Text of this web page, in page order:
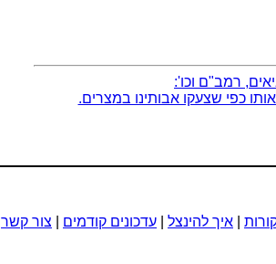
רמב"ם וכו':
כפי שצעקו אבותינו במצרים.
איך להינצל עדכונים קודמים צור קשר